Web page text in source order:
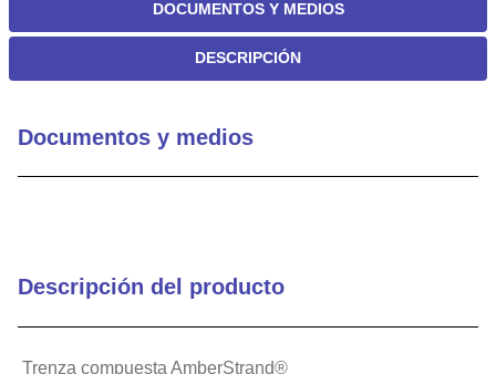
DOCUMENTOS Y MEDIOS
DESCRIPCIÓN
Documentos y medios
Descripción del producto
Trenza compuesta AmberStrand®
6.
standoff
9.
12050